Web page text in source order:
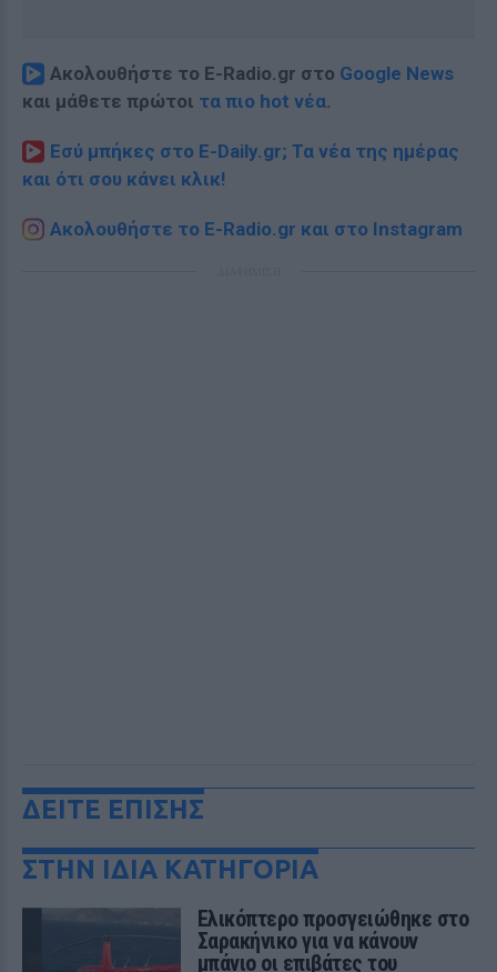
Ακολουθήστε το E-Radio.gr στο Google News
και μάθετε πρώτοι τα πιο hot νέα.
Εσύ μπήκες στο E-Daily.gr; Τα νέα της ημέρας
και ότι σου κάνει κλικ!
Ακολουθήστε το E-Radio.gr και στο Instagram
ΔΕΙΤΕ ΕΠΙΣΗΣ
ΣΤΗΝ ΙΔΙΑ ΚΑΤΗΓΟΡΙΑ
Ελικόπτερο προσγειώθηκε στο
Σαρακήνικο για να κάνουν
μπάνιο οι επιβάτες του